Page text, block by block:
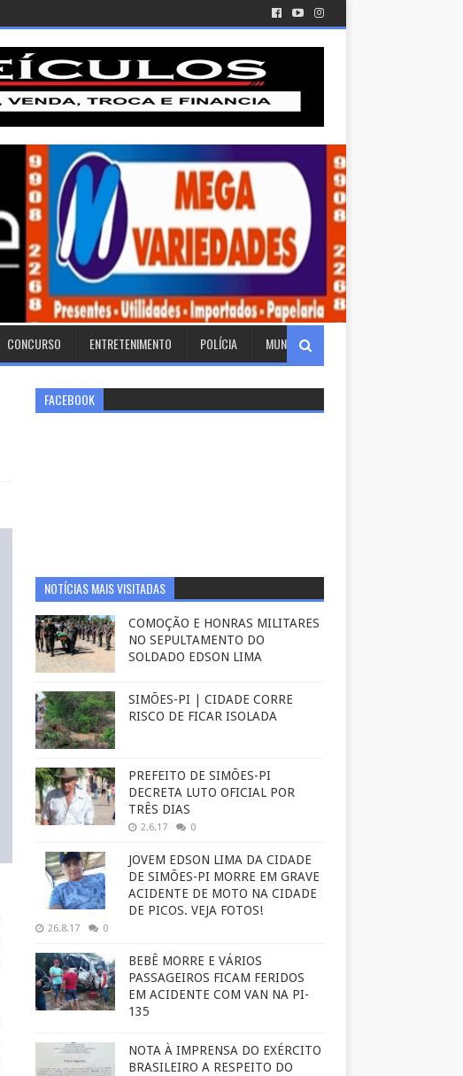
CONCURSO ENTRETENIMENTO POLÍCIA MUNDO
FACEBOOK
NOTÍCIAS MAIS VISITADAS
COMOÇÃO E HONRAS MILITARES
NO SEPULTAMENTO DO
SOLDADO EDSON LIMA
SIMÕES-PI | CIDADE CORRE
RISCO DE FICAR ISOLADA
PREFEITO DE SIMÕES-PI
DECRETA LUTO OFICIAL POR
TRÊS DIAS
2.6.17 0
JOVEM EDSON LIMA DA CIDADE
DE SIMÕES-PI MORRE EM GRAVE
ACIDENTE DE MOTO NA CIDADE
DE PICOS. VEJA FOTOS!
26.8.17 0
BEBÊ MORRE E VÁRIOS
PASSAGEIROS FICAM FERIDOS
EM ACIDENTE COM VAN NA PI-
135
NOTA À IMPRENSA DO EXÉRCITO
BRASILEIRO A RESPEITO DO